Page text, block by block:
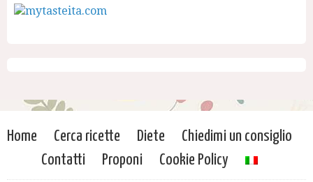
Home Cerca ricette Diete
Chiedimi un consiglio
Contatti
Proponi Cookie Policy